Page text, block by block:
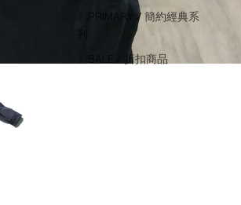
〕PRIMARY / 簡約經典系
〕SALE / 折扣商品